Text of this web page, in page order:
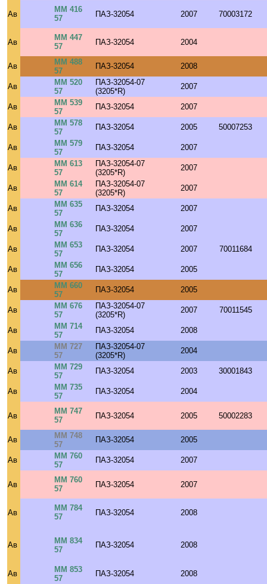
Ав
ММ 416
57
ПАЗ-32054 2007 70003172
Ав
ММ 447
57
ПАЗ-32054 2004
Ав
ММ 488
57
ПАЗ-32054 2008
Ав
ММ 520
57
ПАЗ-32054-07
(3205*R)
2007
Ав
ММ 539
57
ПАЗ-32054 2007
Ав
ММ 578
57
ПАЗ-32054 2005 50007253
Ав
ММ 579
57
ПАЗ-32054 2007
Ав
ММ 613
57
ПАЗ-32054-07
(3205*R)
2007
Ав
ММ 614
57
ПАЗ-32054-07
(3205*R)
2007
Ав
ММ 635
57
ПАЗ-32054 2007
Ав
ММ 636
57
ПАЗ-32054 2007
Ав
ММ 653
57
ПАЗ-32054 2007 70011684
Ав
ММ 656
57
ПАЗ-32054 2005
Ав
ММ 660
57
ПАЗ-32054 2005
Ав
ММ 676
57
ПАЗ-32054-07
(3205*R)
2007 70011545
Ав
ММ 714
57
ПАЗ-32054 2008
Ав
ММ 727
57
ПАЗ-32054-07
(3205*R)
2004
Ав
ММ 729
57
ПАЗ-32054 2003 30001843
Ав
ММ 735
57
ПАЗ-32054 2004
Ав
ММ 747
57
ПАЗ-32054 2005 50002283
Ав
ММ 748
57
ПАЗ-32054 2005
Ав
ММ 760
57
ПАЗ-32054 2007
Ав
ММ 760
57
ПАЗ-32054 2007
Ав
ММ 784
57
ПАЗ-32054 2008
Ав
ММ 834
57
ПАЗ-32054 2008
Ав
ММ 853
57
ПАЗ-32054 2008